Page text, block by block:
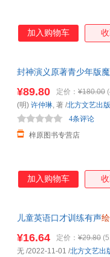
加入购物车
封神演义原著青少年版
¥89.80 定价： ¥180.00
梓原图书专营店
4条评论
(明) 许仲琳, 著 /北方文艺出
加入购物车
儿童英语口才训练有声
¥16.64 定价： ¥29.80
无 /2022-11-01 /北方文艺出